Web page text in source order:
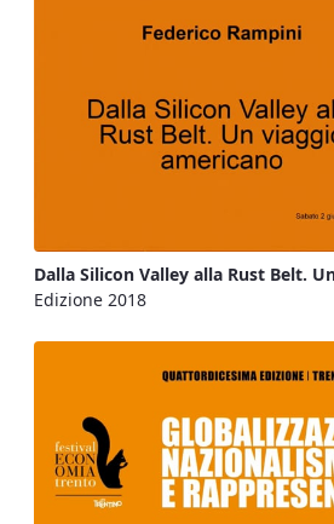
Dalla Silicon Valley alla Rust Belt.
Edizione 2018